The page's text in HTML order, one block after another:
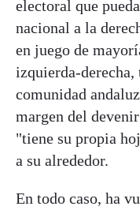
electoral que
nacional a la
en juego de
izquierda-derecha,
comunidad
margen del
"tiene su propia
a su alrededor.
En todo caso, ha